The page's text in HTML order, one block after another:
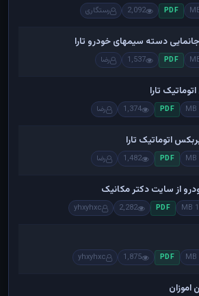
PDF
2,092 رستگاری
دسته سیمهای خودرو تارا
PDF
1,537 رضا
تارا
PDF
1,374 رضا
اتوماتیک تارا
PDF
1,482 رضا
از سایت دکتر مکانیک
PDF
2,282
yhxyhxc
PDF
1,875
yhxyhxc